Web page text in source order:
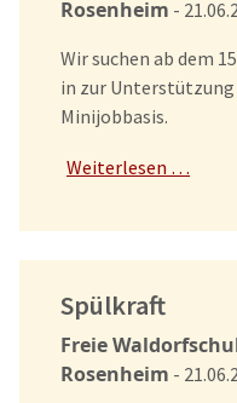
Rosenheim -
Wir suchen ab dem
in zur
Minijobbasis.
Weiterlesen …
Spülkraft
Freie
Rosenheim -